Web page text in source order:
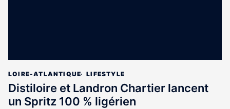
LOIRE-ATLANTIQUE LIFESTYLE
Distiloire et Landron Chartier lancent
un Spritz 100 % ligérien